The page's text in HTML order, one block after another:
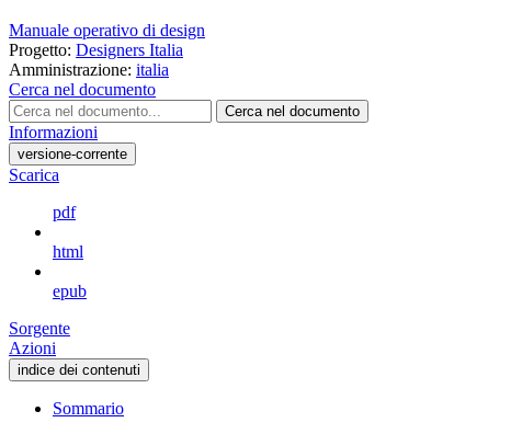
Manuale operativo di design
Progetto: Designers Italia
Amministrazione: italia
Cerca nel documento
Cerca nel documento
Informazioni
versione-corrente
Scarica
pdf
html
epub
Sorgente
Azioni
indice dei contenuti
Sommario